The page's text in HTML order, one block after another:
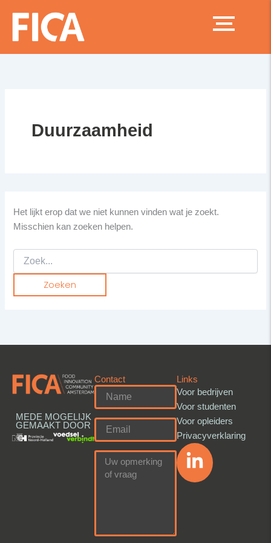
Duurzaamheid
Het lijkt erop dat we niet kunnen vinden wat je zoekt.
Misschien kan zoeken helpen.
naar:
MEDE MOGELIJK
GEMAAKT DOOR
Contact
Links
Voor bedrijven
Voor studenten
Voor opleiders
Privacyverklaring